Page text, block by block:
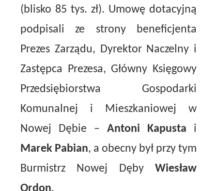
(blisko 85 tys. zł). Umowę dotacyjną
podpisali ze strony beneficjenta
Prezes Zarządu, Dyrektor Naczelny i
Zastępca Prezesa, Główny Księgowy
Przedsiębiorstwa Gospodarki
Komunalnej i Mieszkaniowej w
Nowej Dębie – Antoni Kapusta i
Marek Pabian, a obecny był przy tym
Burmistrz Nowej Dęby Wiesław
Ordon.